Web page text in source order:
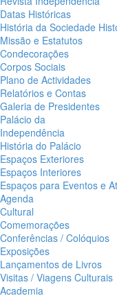
Datas Históricas
História da Sociedade
Missão e Estatutos
Condecorações
Corpos Sociais
Plano de Actividades
Relatórios e Contas
Galeria de Presidentes
Palácio da
Independência
História do Palácio
Espaços Exteriores
Espaços Interiores
Espaços para Eventos e
Agenda
Cultural
Comemorações
Conferências / Colóquios
Exposições
Lançamentos de Livros
Visitas / Viagens Culturais
Academia